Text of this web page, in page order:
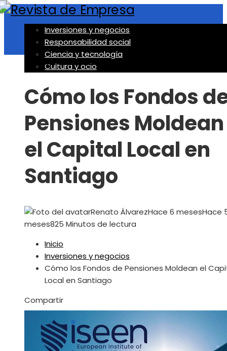
Inversiones y negocios
Responsabilidad social
Ciencia y tecnología
Cultura y ocio
Inversiones y negocios
Cómo los Fondos
Pensiones Moldean
el Capital Local en
Santiago
Renato ÁlvarezHace 6 mesesHace
meses825 Minutos de lectura
Inicio
Inversiones y negocios
Cómo los Fondos de Pensiones Moldean el
Local en Santiago
Facebook
Twitter
LinkedIn
Pinterest
Stumbleupon
Email
Compartir